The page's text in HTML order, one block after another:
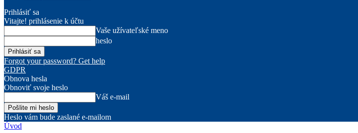
Prihlásiť sa
Vitajte! prihlásenie k účtu
Vaše užívateľské meno
heslo
Forgot your password? Get help
GDPR
Obnova hesla
Obnoviť svoje heslo
Váš e-mail
Heslo vám bude zaslané e-mailom
Úvod